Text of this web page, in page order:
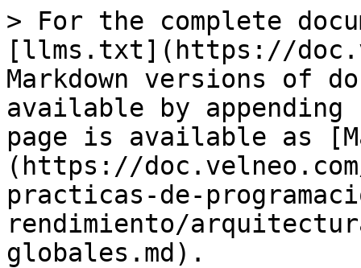
> For the complete
[llms.txt](https://
Markdown versions of
available by
page is available as
(https://
practicas-de-
rendimiento/
globales.md).